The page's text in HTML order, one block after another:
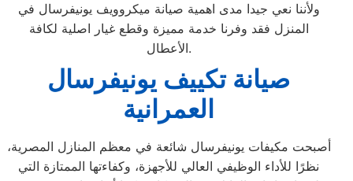
ولأننا نعي جيدا مدى اهمية صيانة ميكروويف يونيفرسال في
المنزل فقد وفرنا خدمة مميزة وقطع غيار اصلية لكافة
الأعطال.
صيانة تكييف يونيفرسال
العمرانية
أصبحت مكيفات يونيفرسال شائعة في معظم المنازل المصرية،
نظرًا للأداء الوظيفي العالي للأجهزة، وكفاءتها الممتازة التي